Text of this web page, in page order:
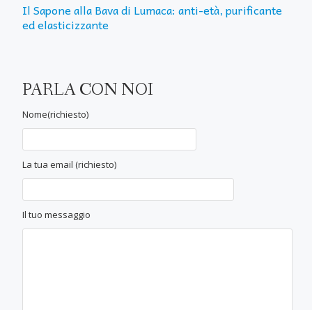
Il Sapone alla Bava di Lumaca: anti-età, purificante
ed elasticizzante
PARLA CON NOI
Nome(richiesto)
La tua email (richiesto)
Il tuo messaggio